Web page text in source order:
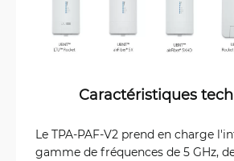
Caractéristiques
Le TPA-PAF-V2 prend en charge
gamme de fréquences de 5 GHz,